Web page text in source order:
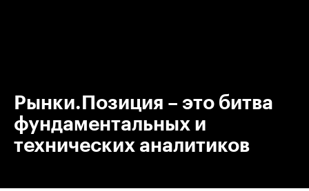
Рынки.Позиция – это битва
фундаментальных и
технических аналитиков